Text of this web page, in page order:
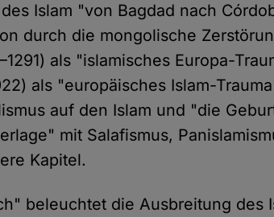
Islam "von Bagdad nach
durch die mongolische
als "islamisches Europa-
als "europäisches Islam-
auf den Islam und "die
mit Salafismus,
Kapitel.
beleuchtet die Ausbreitung des